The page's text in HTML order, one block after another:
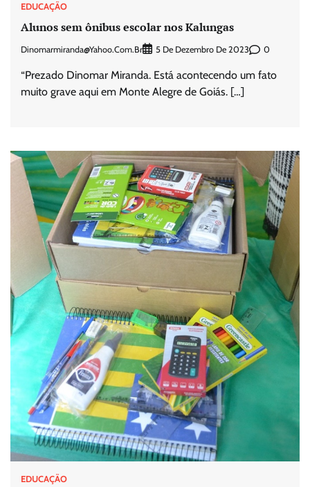
EDUCAÇÃO
Alunos sem ônibus escolar nos Kalungas
Dinomarmiranda@yahoo.com.br 5 De Dezembro De 2023 0
“Prezado Dinomar Miranda. Está acontecendo um fato
muito grave aqui em Monte Alegre de Goiás. […]
EDUCAÇÃO